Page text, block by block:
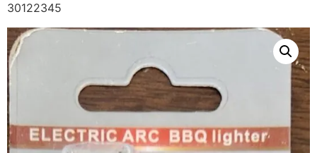
30122345